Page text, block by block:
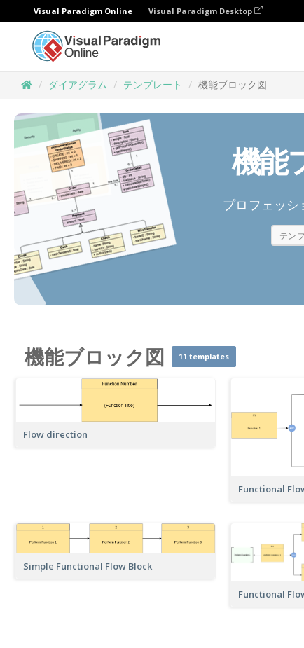
Visual Paradigm Online Visual Paradigm Desktop
ダイアグラム テンプレート 機能ブロック図
機能
プロフェッシ
機能ブロック図 11 templates
Flow direction
Functional
Simple Functional Flow Block
Functional